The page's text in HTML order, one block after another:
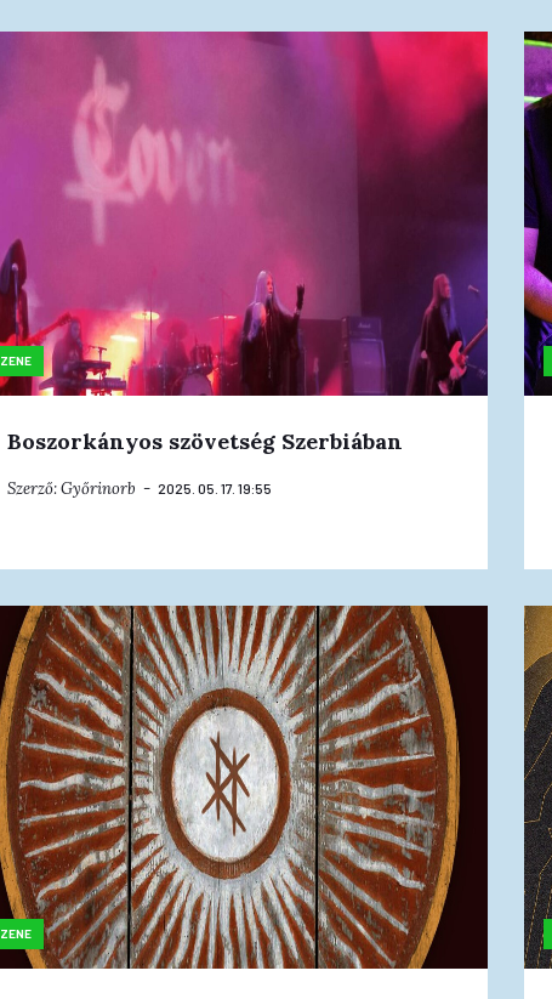
ZENE
Boszorkányos szövetség Szerbiában
Szerző:Győrinorb 2025. 05. 17. 19:55
ZENE